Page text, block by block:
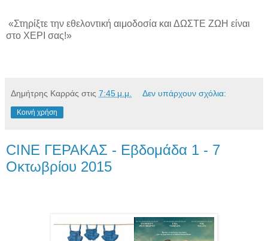
«Στηρίξτε την εθελοντική αιμοδοσία και ΔΩΣΤΕ ΖΩΗ είναι
στο ΧΕΡΙ σας!»
Δημήτρης Καρράς στις 7:45 μ.μ. Δεν υπάρχουν σχόλια:
Κοινή χρήση
CINE ΓΕΡΑΚΑΣ - Εβδομάδα 1 - 7
Οκτωβρίου 2015